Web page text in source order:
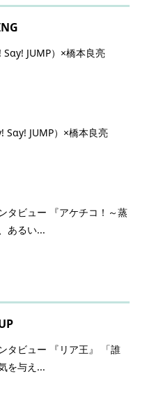
JUMP）×橋本良亮
Sɑy! JUMP）×橋本良亮
タビュー 『アケチコ！～蒸
あるい...
タビュー 『リア王』 「誰
を与え...